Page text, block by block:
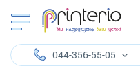
044-356-55-05